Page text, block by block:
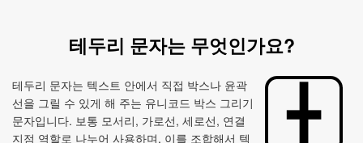
테두리 문자는 무엇인가요?
테두리 문자는 텍스트 안에서 직접 박스나 윤곽
선을 그릴 수 있게 해 주는 유니코드 박스 그리기
문자입니다. 보통 모서리, 가로선, 세로선, 연결
지점 역할로 나누어 사용하며, 이를 조합해서 텍